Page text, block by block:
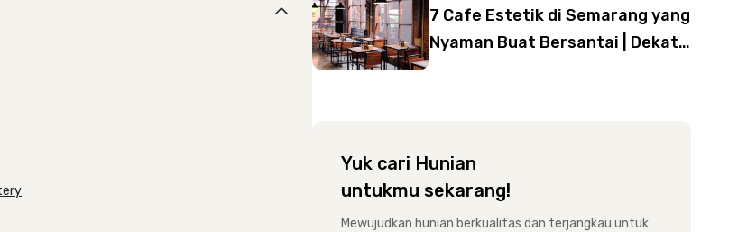
7 Cafe Estetik di Semarang yang
Nyaman Buat Bersantai | Dekat
Yuk cari Hunian
untukmu sekarang!
Mewujudkan hunian berkualitas dan terjangkau untuk